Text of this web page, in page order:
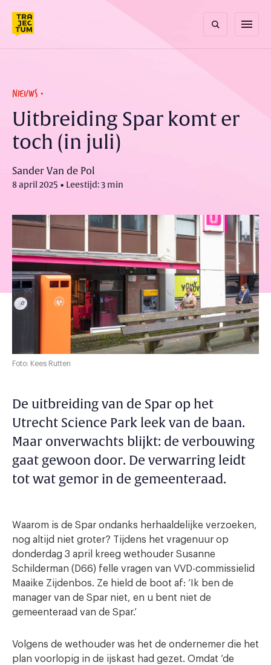
content
menu
NIEUWS
Uitbreiding Spar komt er
toch (in juli)
Sander Van de Pol
8 april 2025 • Leestijd: 3 min
Foto: Kees Rutten
De uitbreiding van de Spar op het
Utrecht Science Park leek van de baan.
Maar onverwachts blijkt: de verbouwing
gaat gewoon door. De verwarring leidt
tot wat gemor in de gemeenteraad.
Waarom is de Spar ondanks herhaaldelijke verzoeken,
nog altijd niet groter? Tijdens het vragenuur op
donderdag 3 april kreeg wethouder Susanne
Schilderman (D66) felle vragen van VVD-commissielid
Maaike Zijdenbos. Ze hield de boot af: ‘Ik ben de
manager van de Spar niet, en u bent niet de
gemeenteraad van de Spar.’
Volgens de wethouder was het de ondernemer die het
plan voorlopig in de ijskast had gezet. Omdat ‘de